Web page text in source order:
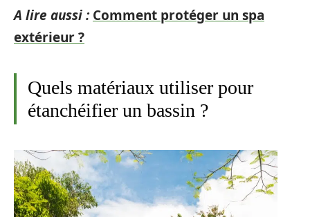
A lire aussi : Comment protéger un spa
extérieur ?
Quels matériaux utiliser pour
étanchéifier un bassin ?